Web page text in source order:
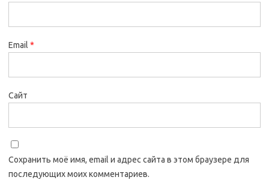
Email *
Сайт
Сохранить моё имя, email и адрес сайта в этом браузере для
последующих моих комментариев.